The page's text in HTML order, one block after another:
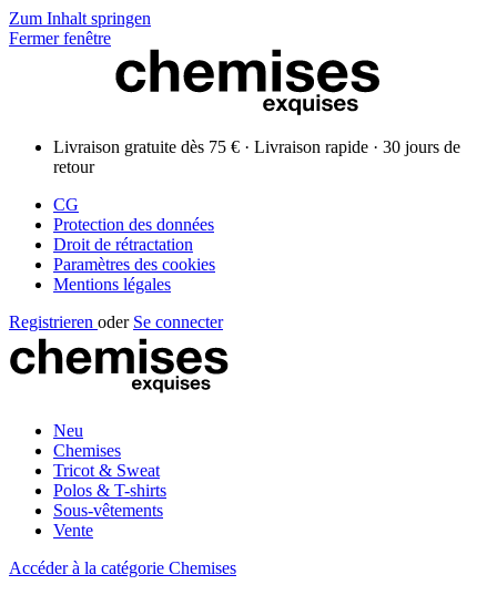
Zum Inhalt springen
Fermer fenêtre
Livraison gratuite dès 75 € · Livraison rapide · 30 jours de
retour
CG
Protection des données
Droit de rétractation
Paramètres des cookies
Mentions légales
Registrieren oder Se connecter
Neu
Chemises
Tricot & Sweat
Polos & T-shirts
Sous-vêtements
Vente
Accéder à la catégorie Chemises